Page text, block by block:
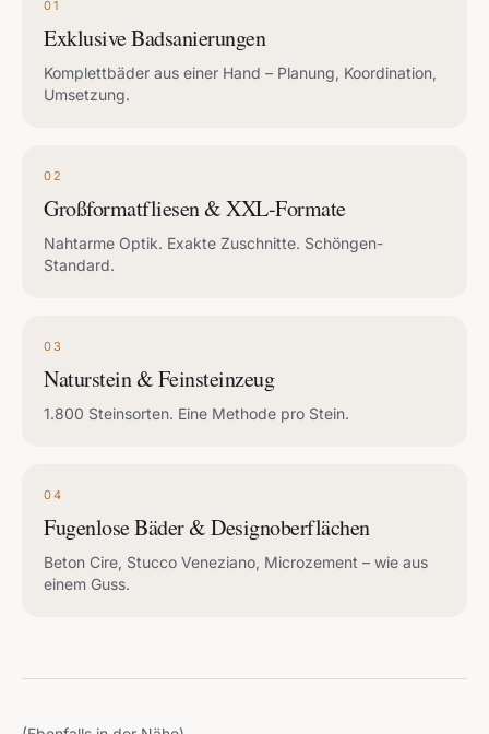
01
Exklusive Badsanierungen
Komplettbäder aus einer Hand – Planung, Koordination,
Umsetzung.
02
Großformatfliesen & XXL-Formate
Nahtarme Optik. Exakte Zuschnitte. Schöngen-
Standard.
03
Naturstein & Feinsteinzeug
1.800 Steinsorten. Eine Methode pro Stein.
04
Fugenlose Bäder & Designoberflächen
Beton Cire, Stucco Veneziano, Microzement – wie aus
einem Guss.